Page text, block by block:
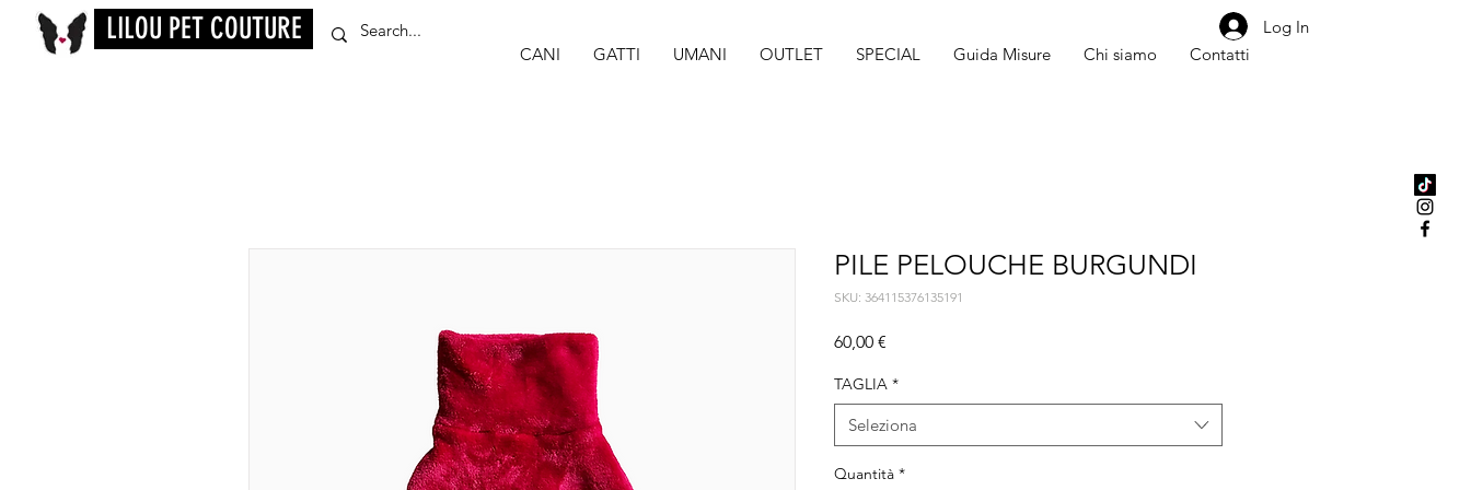
LILOU PET COUTURE
CANI GATTI UMANI OUTLET SPECIAL Guida Misure Chi siamo Contatti
Log In
PILE PELOUCHE BURGUNDI
SKU: 364115376135191
60,00 €
TAGLIA *
Seleziona
Quantità *